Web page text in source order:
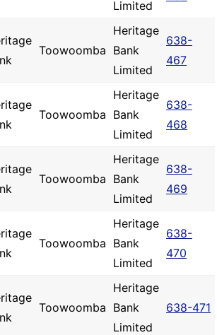
Limited
Toowoomba
Heritage
Bank
Limited
638-
467
Toowoomba
Heritage
Bank
Limited
638-
468
Toowoomba
Heritage
Bank
Limited
638-
469
Toowoomba
Heritage
Bank
Limited
638-
470
Toowoomba
Heritage
Bank
Limited
638-471